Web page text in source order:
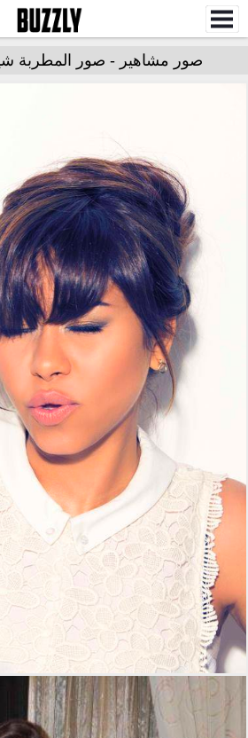
صور مشاهير - صور المطربة